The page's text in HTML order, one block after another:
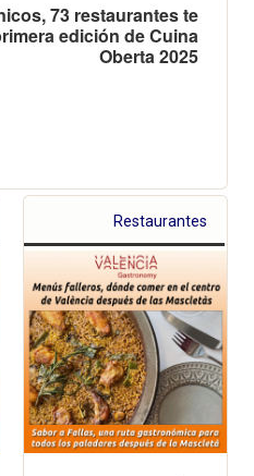
73 restaurantes te
edición de Cuina
Oberta 2025
Restaurantes